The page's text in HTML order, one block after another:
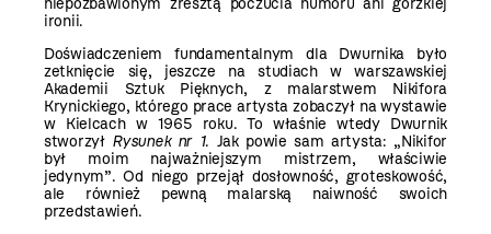
niepozbawionym zresztą poczucia humoru ani gorzkiej
ironii.
Doświadczeniem fundamentalnym dla Dwurnika było
zetknięcie się, jeszcze na studiach w warszawskiej
Akademii Sztuk Pięknych, z malarstwem Nikifora
Krynickiego, którego prace artysta zobaczył na wystawie
w Kielcach w 1965 roku. To właśnie wtedy Dwurnik
stworzył Rysunek nr 1. Jak powie sam artysta: „Nikifor
był moim najważniejszym mistrzem, właściwie
jedynym”. Od niego przejął dosłowność, groteskowość,
ale również pewną malarską naiwność swoich
przedstawień.